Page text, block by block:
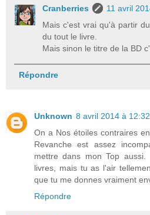
Cranberries
11 avril
Mais c'est vrai qu'à partir
du tout le livre.
Mais sinon le titre de la BD
Répondre
Unknown 8 avril 2014 à 12:32
On a Nos étoiles contraires
Revanche est assez
mettre dans mon Top
livres, mais tu as l'air
que tu me donnes vraiment
Répondre